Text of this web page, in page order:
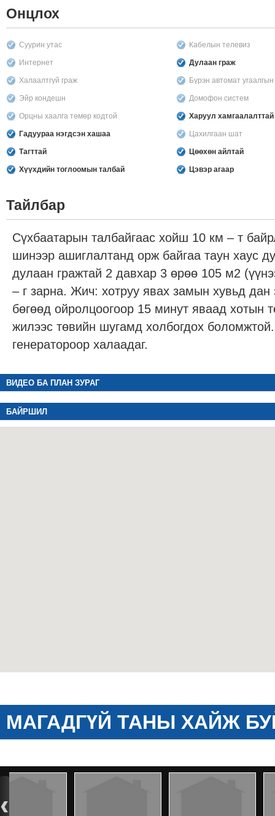
Онцлох
Суурин утас Кабелын телевиз
Интернет Дулаан граж
Халаалтгүй граж Бүрэн автомат
Эйр кондешн Домофон систем
Орцны хаалга төмөр кодтой Харуул хамгаалалттай
Гадуураа нэгдсэн хашаа Цахилгаан шат
Тагттай Цөөхөн айлтай
Хүүхдийн тоглоомын талбай Цэвэр агаар
Тайлбар
Сүхбаатарын талбайгаас хойш 10 км – т
шинээр ашиглалтанд орж байгаа таун хаус
дулаан гражтай 2 давхар 3 өрөө 105 м2
– г зарна. Жич: хотруу явах замын хувьд
бөгөөд ойролцоогоор 15 минут яваад хотын
жилээс төвийн шугамд холбогдох
генератороор халаадаг.
ВИДЕО БА ПЛАН ЗУРАГ
БАЙРШИЛ
МАГАДГҮЙ ТАНЫ ХАЙЖ